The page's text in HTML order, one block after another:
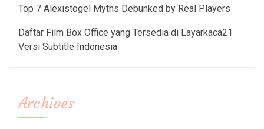
Top 7 Alexistogel Myths Debunked by Real Players
Daftar Film Box Office yang Tersedia di Layarkaca21
Versi Subtitle Indonesia
Archives